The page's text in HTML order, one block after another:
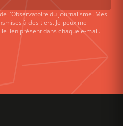
l'Observatoire du journalisme. Mes
à des tiers. Je peux me
lien présent dans chaque e-mail.